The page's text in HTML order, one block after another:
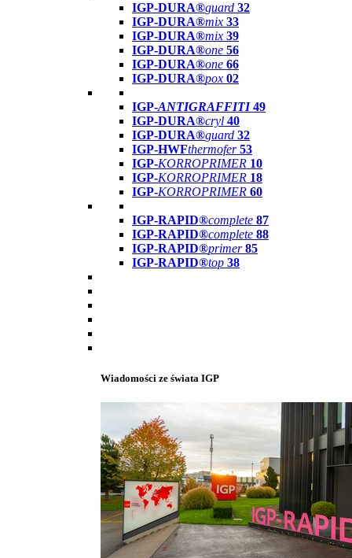
IGP-DURA®guard 32
IGP-DURA®mix 33
IGP-DURA®mix 39
IGP-DURA®one 56
IGP-DURA®one 66
IGP-DURA®pox 02
IGP-ANTIGRAFFITI49
IGP-DURA®cryl 40
IGP-DURA®guard 32
IGP-HWFthermofer 53
IGP-KORROPRIMER 10
IGP-KORROPRIMER 18
IGP-KORROPRIMER 60
IGP-RAPID®complete 87
IGP-RAPID®complete 88
IGP-RAPID®primer 85
IGP-RAPID®top 38
Wiadomości ze świata IGP